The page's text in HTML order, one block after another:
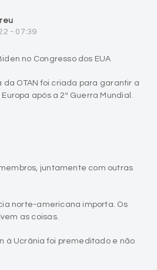
- 07:39
no Congresso dos EUA
da OTAN foi criada para garantir a
após a 2ª Guerra Mundial.
juntamente com outras
norte-americana importa. Os
as coisas.
à Ucrânia foi premeditado e não